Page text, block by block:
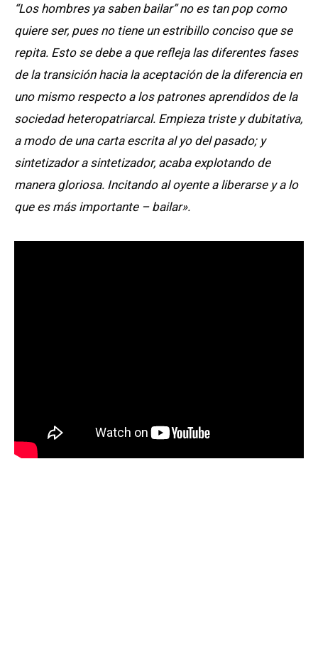
“Los hombres ya saben bailar” no es tan pop como
quiere ser, pues no tiene un estribillo conciso que se
repita. Esto se debe a que refleja las diferentes fases
de la transición hacia la aceptación de la diferencia en
uno mismo respecto a los patrones aprendidos de la
sociedad heteropatriarcal. Empieza triste y dubitativa,
a modo de una carta escrita al yo del pasado; y
sintetizador a sintetizador, acaba explotando de
manera gloriosa. Incitando al oyente a liberarse y a lo
que es más importante – bailar».